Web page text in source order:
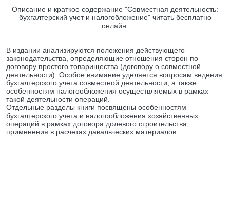
Описание и краткое содержание "Совместная деятельность:
бухгалтерский учет и налогобложение" читать бесплатно
онлайн.
В издании анализируются положения действующего
законодательства, определяющие отношения сторон по
договору простого товарищества (договору о совместной
деятельности). Особое внимание уделяется вопросам ведения
бухгалтерского учета совместной деятельности, а также
особенностям налогообложения осуществляемых в рамках
такой деятельности операций.
Отдельные разделы книги посвящены особенностям
бухгалтерского учета и налогообложения хозяйственных
операций в рамках договора долевого строительства,
применения в расчетах давальческих материалов.